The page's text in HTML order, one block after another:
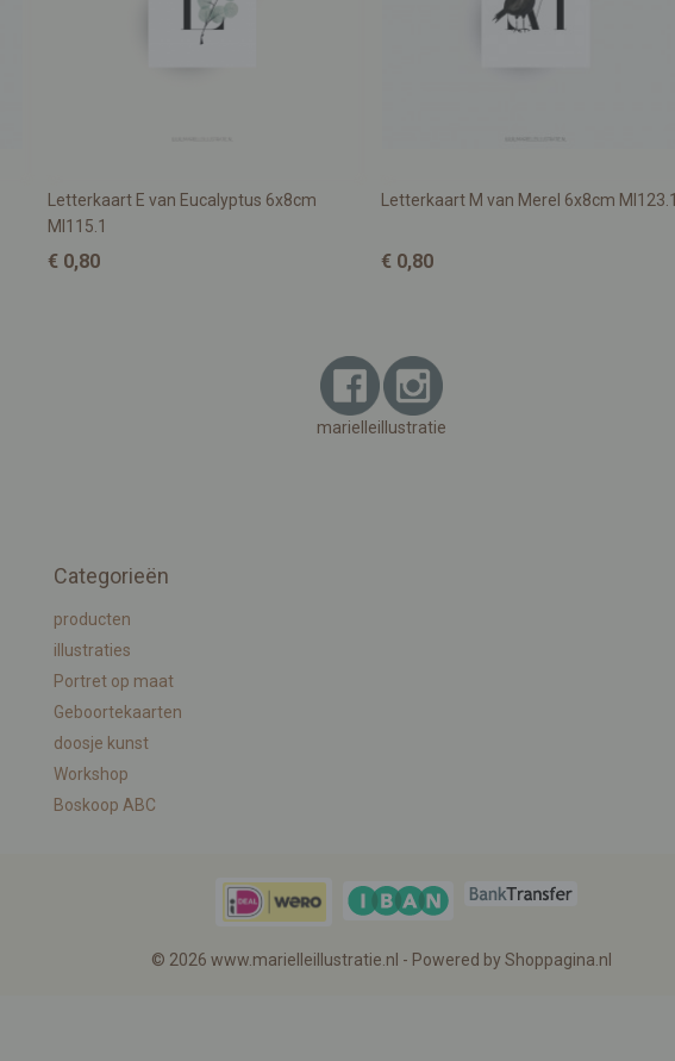
Letterkaart E van Eucalyptus 6x8cm
MI115.1
€ 0,80
Letterkaart M van Merel 6x8cm MI123.1
€ 0,80
marielleillustratie
Categorieën
producten
illustraties
Portret op maat
Geboortekaarten
doosje kunst
Workshop
Boskoop ABC
© 2026 www.marielleillustratie.nl - Powered by Shoppagina.nl